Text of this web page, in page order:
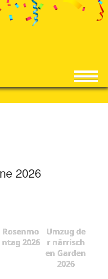
2026
Rosenmo
ntag 2026
Umzug de
r närrisch
en Garden
2026